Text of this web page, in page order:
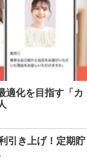
適化を目指す「カ
引き上げ！定期貯